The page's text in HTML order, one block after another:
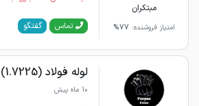
مبتکران
امتیاز فروشنده: 77% تماس گفتگو
لوله فولاد MO40 (1.7225)
10 ماه پیش